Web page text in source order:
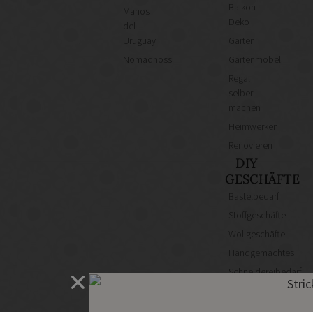
Manos
Uruguay
Nomadnoss
Deko
Garten
Gartenmöbel
Regal
Heimwerken
DIY
GESCHÄFTE
Bastelbedarf
Stoffgeschäfte
Wollgeschäfte
Handgemachtes
Schneidereibedarf
Handarbeitszubehör